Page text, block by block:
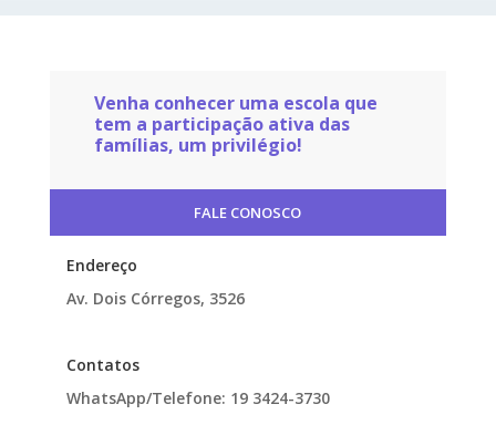
Venha conhecer uma escola que
tem a participação ativa das
famílias, um privilégio!
FALE CONOSCO
Endereço
Av. Dois Córregos, 3526
Contatos
WhatsApp/Telefone: 19 3424-3730